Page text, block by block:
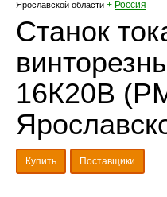
Ярославской области + Россия
Станок
16К20В
Купить Поставщики